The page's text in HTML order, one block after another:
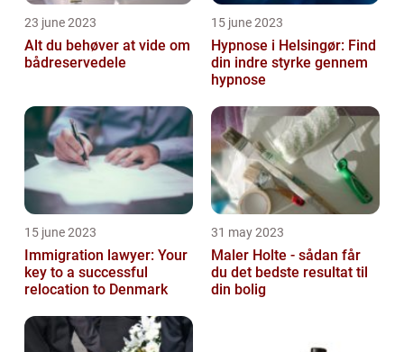
23 june 2023
Alt du behøver at vide om
bådreservedele
15 june 2023
Hypnose i Helsingør: Find
din indre styrke gennem
hypnose
15 june 2023
Immigration lawyer: Your
key to a successful
relocation to Denmark
31 may 2023
Maler Holte - sådan får
du det bedste resultat til
din bolig